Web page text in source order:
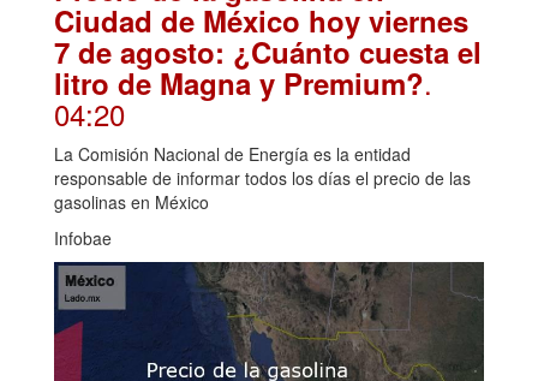
Ciudad de México hoy viernes
7 de agosto: ¿Cuánto cuesta el
litro de Magna y Premium?.
04:20
La Comisión Nacional de Energía es la entidad
responsable de informar todos los días el precio de las
gasolinas en México
Infobae